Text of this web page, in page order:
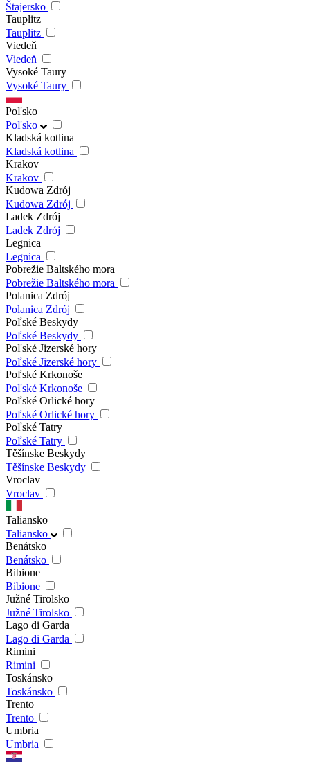
Štajersko
Tauplitz
Tauplitz
Viedeň
Viedeň
Vysoké Taury
Vysoké Taury
Poľsko
Poľsko
Kladská kotlina
Kladská kotlina
Krakov
Krakov
Kudowa Zdrój
Kudowa Zdrój
Ladek Zdrój
Ladek Zdrój
Legnica
Legnica
Pobrežie Baltského mora
Pobrežie Baltského mora
Polanica Zdrój
Polanica Zdrój
Poľské Beskydy
Poľské Beskydy
Poľské Jizerské hory
Poľské Jizerské hory
Poľské Krkonoše
Poľské Krkonoše
Poľské Orlické hory
Poľské Orlické hory
Poľské Tatry
Poľské Tatry
Těšínske Beskydy
Těšínske Beskydy
Vroclav
Vroclav
Taliansko
Taliansko
Benátsko
Benátsko
Bibione
Bibione
Južné Tirolsko
Južné Tirolsko
Lago di Garda
Lago di Garda
Rimini
Rimini
Toskánsko
Toskánsko
Trento
Trento
Umbria
Umbria